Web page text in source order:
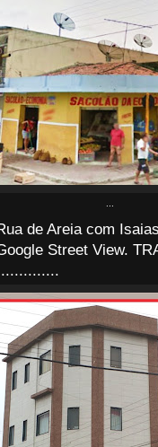
de Areia com
Street View.